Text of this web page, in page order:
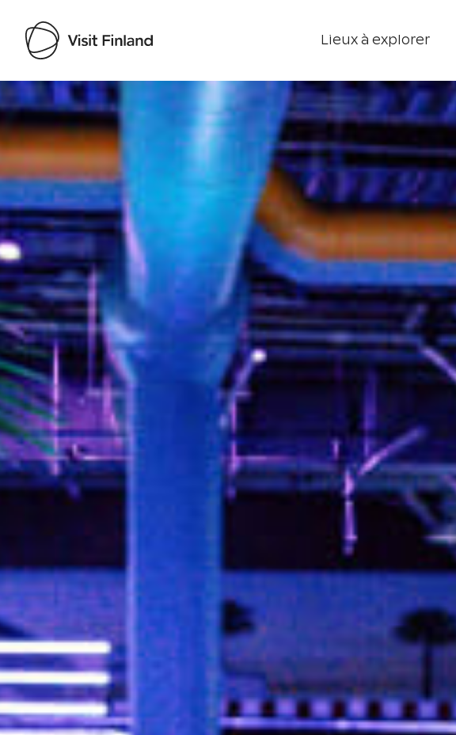
Lieux à explorer
Visit Finland